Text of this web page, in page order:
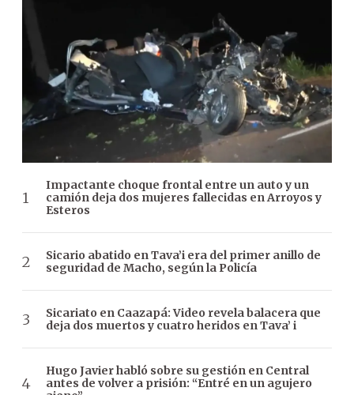
Impactante choque frontal entre un auto y un
camión deja dos mujeres fallecidas en Arroyos y
Esteros
Sicario abatido en Tava’i era del primer anillo de
seguridad de Macho, según la Policía
Sicariato en Caazapá: Video revela balacera que
deja dos muertos y cuatro heridos en Tava’ i
Hugo Javier habló sobre su gestión en Central
antes de volver a prisión: “Entré en un agujero